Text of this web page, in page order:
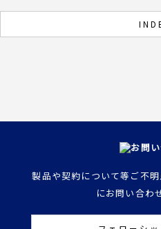
製品や契約について等ご不
にお問い合わ